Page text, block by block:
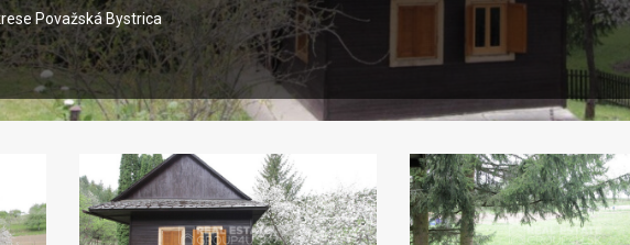
Považská Bystrica